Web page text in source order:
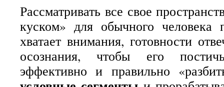
Рассматривать все свое
куском» для обычного человека
хватает внимания, готовности
осознания, чтобы его
эффективно и правильно